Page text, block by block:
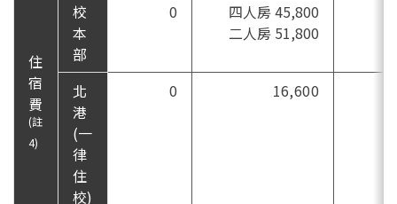
住
宿
費
(註
4)
校
本
部
0
四人房 45,800
二人房 51,800
北
港
(一
律
住
校)
0 16,600